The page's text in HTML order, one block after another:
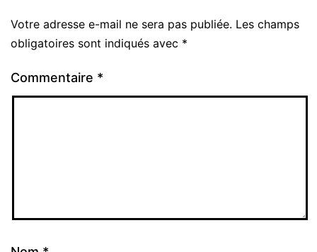
Votre adresse e-mail ne sera pas publiée. Les champs
obligatoires sont indiqués avec *
Commentaire *